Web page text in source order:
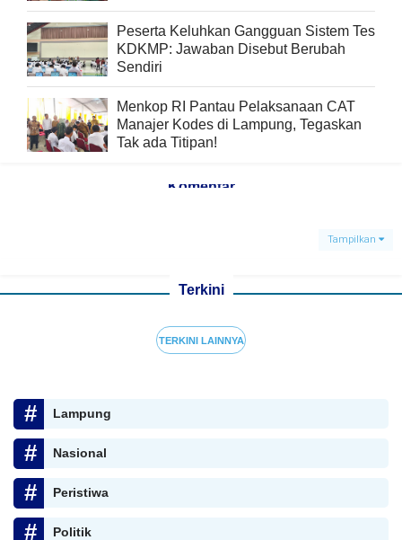
Peserta Keluhkan Gangguan Sistem Tes
KDKMP: Jawaban Disebut Berubah
Sendiri
Menkop RI Pantau Pelaksanaan CAT
Manajer Kodes di Lampung, Tegaskan
Tak ada Titipan!
Komentar
Tampilkan
Terkini
TERKINI LAINNYA
Lampung
Nasional
Peristiwa
Politik